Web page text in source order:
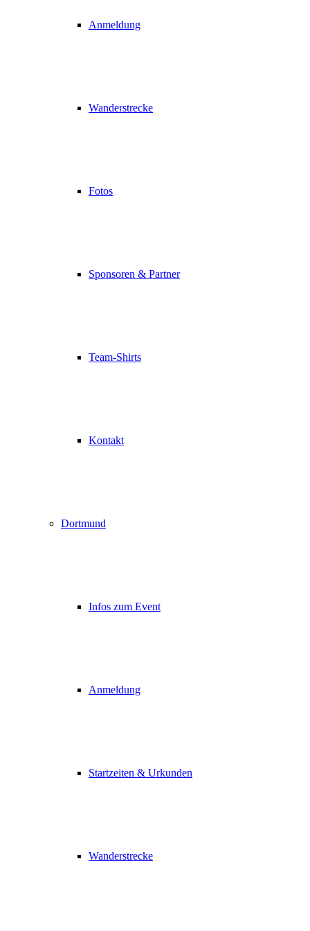
Anmeldung
Wanderstrecke
Fotos
Sponsoren & Partner
Team-Shirts
Kontakt
Dortmund
Infos zum Event
Anmeldung
Startzeiten & Urkunden
Wanderstrecke